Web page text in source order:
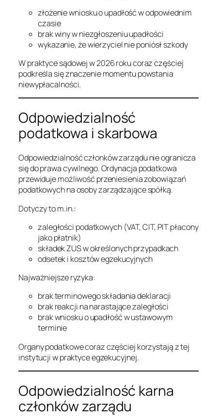
złożenie wniosku o upadłość w odpowiednim
czasie
brak winy w niezgłoszeniu upadłości
wykazanie, że wierzyciel nie poniósł szkody
W praktyce sądowej w 2026 roku coraz częściej
podkreśla się znaczenie momentu powstania
niewypłacalności.
Odpowiedzialność
podatkowa i skarbowa
Odpowiedzialność członków zarządu nie ogranicza
się do prawa cywilnego. Ordynacja podatkowa
przewiduje możliwość przeniesienia zobowiązań
podatkowych na osoby zarządzające spółką.
Dotyczy to m.in.:
zaległości podatkowych (VAT, CIT, PIT płacony
jako płatnik)
składek ZUS w określonych przypadkach
odsetek i kosztów egzekucyjnych
Najważniejsze ryzyka:
brak terminowego składania deklaracji
brak reakcji na narastające zaległości
brak wniosku o upadłość w ustawowym
terminie
Organy podatkowe coraz częściej korzystają z tej
instytucji w praktyce egzekucyjnej.
Odpowiedzialność karna
członków zarządu